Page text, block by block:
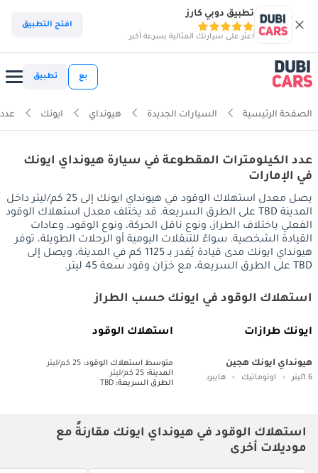
تطبيق دوبي كارز
اعثر على سيارتك المثالية بسرعة أكبر
افتح التطبيق
بع تطبيق
الصفحة الرئيسية السيارات الجديدة هيونداي ايونك
عدد الكيلومترات المقطوعة في سيارة هيونداي ايونك
في الإمارات
يصل معدل استهلاك الوقود في هيونداي ايونك إلى 25 كم/ليتر داخل
المدينة TBD على الطرق السريعة. قد يختلف معدل استهلاك الوقود
الفعلي باختلاف الطراز، ونوع ناقل الحركة، ونوع الوقود، وعادات
القيادة الشخصية. سواءً للتنقلات اليومية أو الرحلات الطويلة، توفر
هيونداي ايونك مدى قيادة يُقدر بـ 1125 كم في المدينة، ويصل إلى
TBD على الطرق السريعة، مع خزان وقود سعة 45 ليتر.
استهلاك الوقود في ايونك حسب الطراز
ايونك طرازات استهلاك الوقود
هيونداي ايونك هجين
1.6ليتر اوتوماتيك هايبرد
متوسط ​​استهلاك الوقود: 25 كم/ليتر
المدينة: 25 كم/ليتر
الطرق السريعة: TBD
استهلاك الوقود في هيونداي ايونك مقارنةً مع
موديلات أخرى